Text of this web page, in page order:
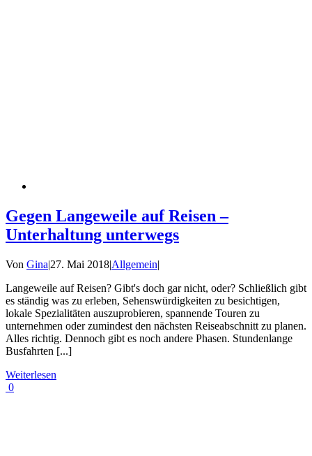
Gegen Langeweile auf Reisen –
Unterhaltung unterwegs
Von Gina|27. Mai 2018|Allgemein|
Langeweile auf Reisen? Gibt's doch gar nicht, oder? Schließlich gibt
es ständig was zu erleben, Sehenswürdigkeiten zu besichtigen,
lokale Spezialitäten auszuprobieren, spannende Touren zu
unternehmen oder zumindest den nächsten Reiseabschnitt zu planen.
Alles richtig. Dennoch gibt es noch andere Phasen. Stundenlange
Busfahrten [...]
Weiterlesen
0